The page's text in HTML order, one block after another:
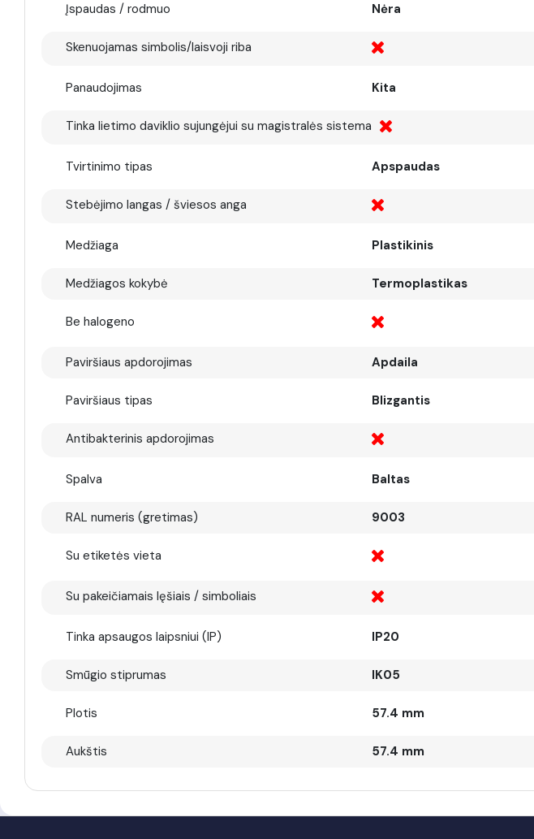
Įspaudas / rodmuo Nėra
Skenuojamas simbolis/laisvoji riba
Panaudojimas Kita
Tinka lietimo daviklio sujungėjui su magistralės sistema
Tvirtinimo tipas Apspaudas
Stebėjimo langas / šviesos anga
Medžiaga Plastikinis
Medžiagos kokybė Termoplastikas
Be halogeno
Paviršiaus apdorojimas Apdaila
Paviršiaus tipas Blizgantis
Antibakterinis apdorojimas
Spalva Baltas
RAL numeris (gretimas) 9003
Su etiketės vieta
Su pakeičiamais lęšiais / simboliais
Tinka apsaugos laipsniui (IP) IP20
Smūgio stiprumas IK05
Plotis 57.4 mm
Aukštis 57.4 mm